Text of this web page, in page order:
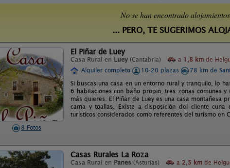
No se han encontrado
... PERO, TE SUGERIMOS
8 Fotos
El Piñar de Luey
Casa Rural en Luey (Cantabria) a 1,8 km de
Alquiler completo
10-20 plazas
78 km de
Si buscas una casa en un entorno rural y tranquilo, lo
6 habitaciones con baño propio, tres zonas comunes
más quieres. El Piñar de Luey es una casa montañesa
cama y toallas. Existe a disposición del cliente
turísticos considerados como referentes del turismo en
Casas Rurales La Roza
Casa Rural en Panes (Asturias) a 2,5 km de